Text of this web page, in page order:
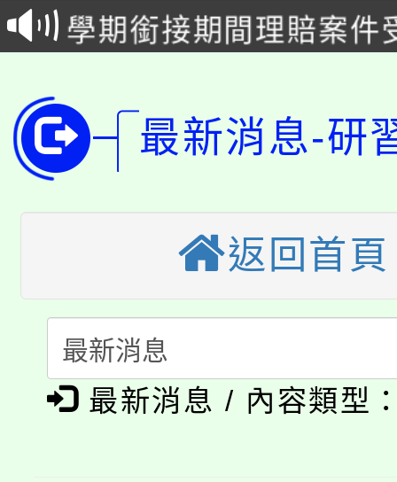
程
學期銜接期間理賠案件
版
淨零綠領人才培育課程
公告本校115學年度第
代理(課)教師甄選結果(
「2026金融保險知識
生本土語及新住民語歌
公告本校115學年度第
代理(課)教師甄選結果(
轉知中國文化大學推廣
《TA101》溝通分析基
淨零綠生活教案入校路
會
115年食農教育專業人
最新消息-研
返回首頁
最新消息 / 內容類型